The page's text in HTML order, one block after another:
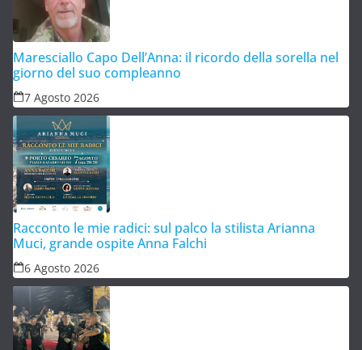
Maresciallo Capo Dell’Anna: il ricordo della sorella nel
giorno del suo compleanno
7 Agosto 2026
Racconto le mie radici: sul palco la stilista Arianna
Muci, grande ospite Anna Falchi
6 Agosto 2026